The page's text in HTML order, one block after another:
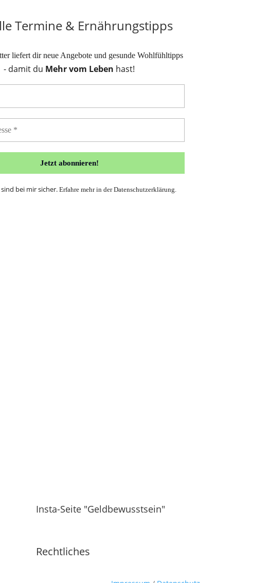
Termine & Ernährungstipps
liefert dir neue Angebote und gesunde Wohlfühltipps
- damit du Mehr vom Leben hast!
bei mir sicher.Erfahre mehr in derDatenschutzerklärung
Insta-Seite "Geldbewusstsein"
Rechtliches